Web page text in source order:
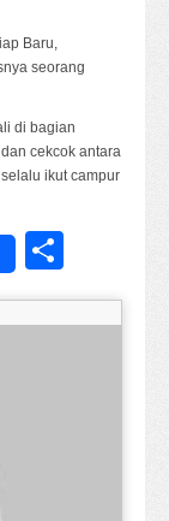
Baru,
seorang
di bagian
cekcok antara
ikut campur